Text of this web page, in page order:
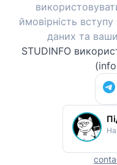
ймовірність
даних та
STUDINFO
На